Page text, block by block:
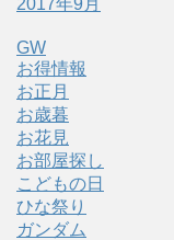
GW
お得情報
お正月
お歳暮
お花見
お部屋探し
こどもの日
ひな祭り
ガンダム